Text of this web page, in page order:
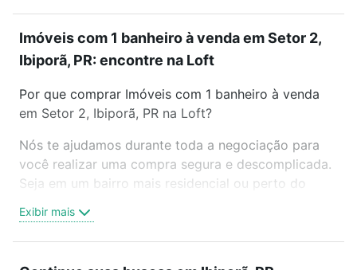
Imóveis com 1 banheiro à venda em Setor 2,
Ibiporã, PR: encontre na Loft
Por que comprar Imóveis com 1 banheiro à venda
em Setor 2, Ibiporã, PR na Loft?
Nós te ajudamos durante toda a negociação para
você realizar uma compra segura e descomplicada.
Seja em um bairro mais residencial ou perto do
oferta ideal de Imóveis com 1 banheiro à venda em
Setor 2, Ibiporã, PR para conquistar seu sonho.
Exibir mais